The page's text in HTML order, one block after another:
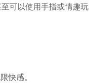
可以使用手指或情趣玩
快感。